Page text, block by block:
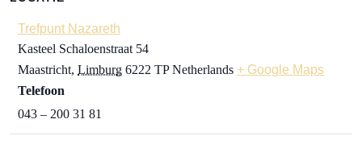
Trefpunt Nazareth
Kasteel Schaloenstraat 54
Maastricht, Limburg 6222 TP Netherlands + Google Maps
Telefoon
043 – 200 31 81